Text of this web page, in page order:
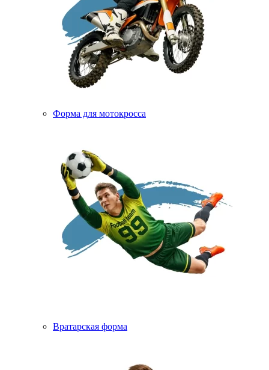
Форма для мотокросса
Вратарская форма